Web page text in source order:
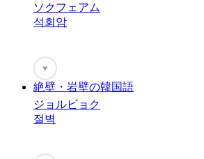
ソクフェアム
석회암
♥
絶壁・岩壁の韓国語
ジョルビョク
절벽